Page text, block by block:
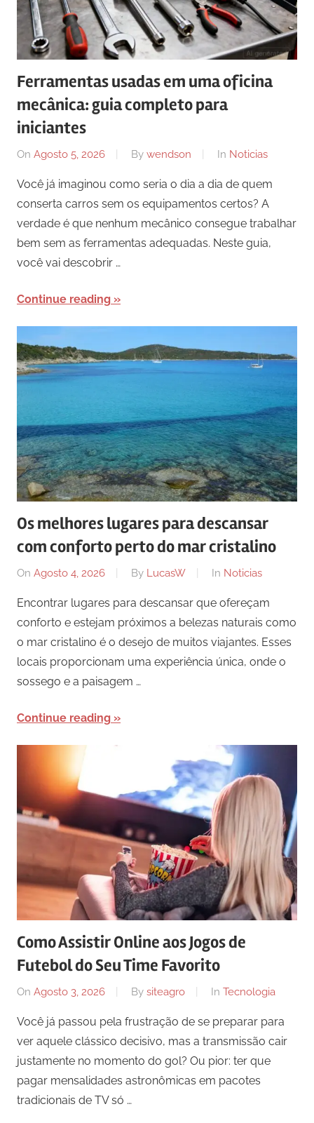
Ferramentas usadas em uma oficina
mecânica: guia completo para
iniciantes
On Agosto 5, 2026 By wendson In Noticias
Você já imaginou como seria o dia a dia de quem
conserta carros sem os equipamentos certos? A
verdade é que nenhum mecânico consegue trabalhar
bem sem as ferramentas adequadas. Neste guia,
você vai descobrir …
Continue reading
Os melhores lugares para descansar
com conforto perto do mar cristalino
On Agosto 4, 2026 By LucasW In Noticias
Encontrar lugares para descansar que ofereçam
conforto e estejam próximos a belezas naturais como
o mar cristalino é o desejo de muitos viajantes. Esses
locais proporcionam uma experiência única, onde o
sossego e a paisagem …
Continue reading
Como Assistir Online aos Jogos de
Futebol do Seu Time Favorito
On Agosto 3, 2026 By siteagro In Tecnologia
Você já passou pela frustração de se preparar para
ver aquele clássico decisivo, mas a transmissão cair
justamente no momento do gol? Ou pior: ter que
pagar mensalidades astronômicas em pacotes
tradicionais de TV só …